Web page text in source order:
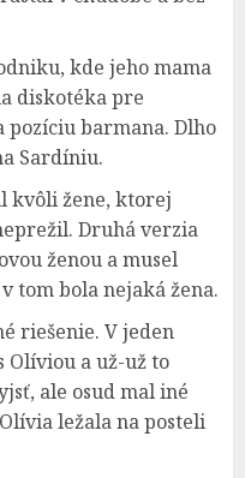
kde jeho mama
diskotéka pre
pozíciu barmana. Dlho
Sardíniu.
kvôli žene, ktorej
Druhá verzia
ženou a musel
tom bola nejaká žena.
riešenie. V jeden
Olíviou a už-už to
ale osud mal iné
ležala na posteli